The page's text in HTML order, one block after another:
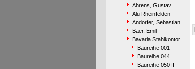
Ahrens, Gustav
Alu Rheinfelden
Andorfer, Sebastian
Baer, Emil
Bavaria Stahlkontor
Baureihe 001
Baureihe 044
Baureihe 050 ff